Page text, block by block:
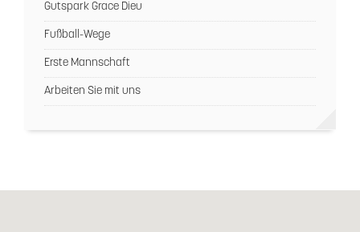
Gutspark Grace Dieu
Fußball-Wege
Erste Mannschaft
Arbeiten Sie mit uns